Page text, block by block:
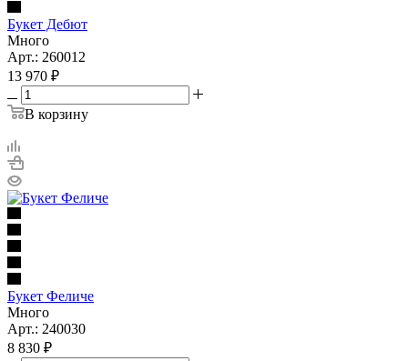
Букет Дебют
Много
Арт.: 260012
13 970 ₽
В корзину
Букет Феличе
Много
Арт.: 240030
8 830 ₽